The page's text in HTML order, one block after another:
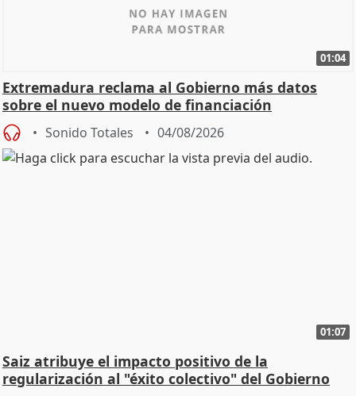
01:04
Extremadura reclama al Gobierno más datos
sobre el nuevo modelo de financiación
Sonido Totales 04/08/2026
01:07
Saiz atribuye el impacto positivo de la
regularización al "éxito colectivo" del Gobierno